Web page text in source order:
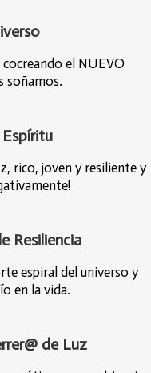
el NUEVO
soñamos.
rico, joven y resiliente y
Resiliencia
espiral del universo y
en la vida.
de Luz